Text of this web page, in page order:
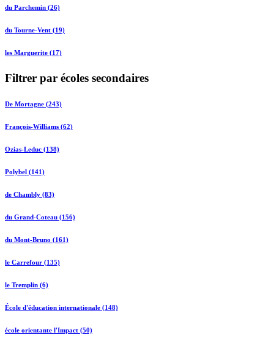
du Parchemin (26)
du Tourne-Vent (19)
les Marguerite (17)
Filtrer par écoles secondaires
De Mortagne (243)
François-Williams (62)
Ozias-Leduc (138)
Polybel (141)
de Chambly (83)
du Grand-Coteau (156)
du Mont-Bruno (161)
le Carrefour (135)
le Tremplin (6)
École d'éducation internationale (148)
école orientante l'Impact (50)